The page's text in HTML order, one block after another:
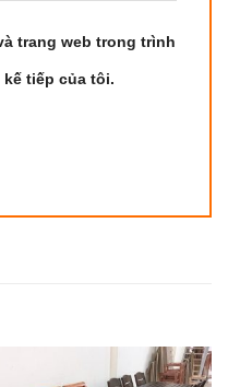
trang web trong trình
tiếp của tôi.